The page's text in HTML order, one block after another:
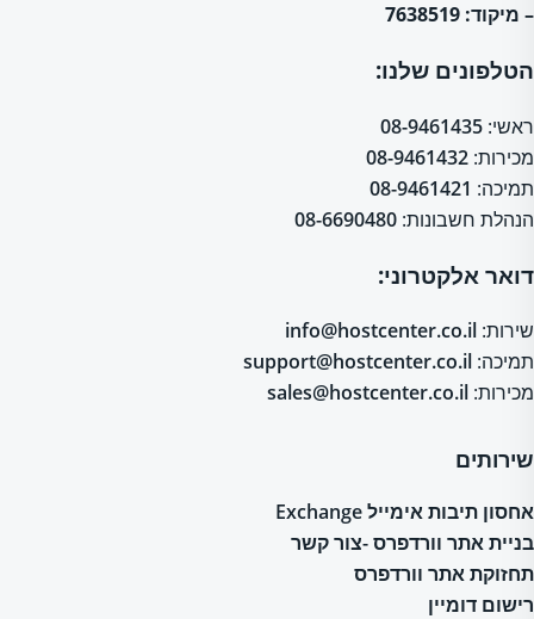
– מיקוד: 7638519
הטלפונים שלנו:
ראשי: 08-9461435
מכירות: 08-9461432
תמיכה: 08-9461421
הנהלת חשבונות: 08-6690480
דואר אלקטרוני:
שירות: info@hostcenter.co.il
תמיכה: support@hostcenter.co.il
מכירות: sales@hostcenter.co.il
שירותים
אחסון תיבות אימייל Exchange
בניית אתר וורדפרס -צור קשר
תחזוקת אתר וורדפרס
רישום דומיין